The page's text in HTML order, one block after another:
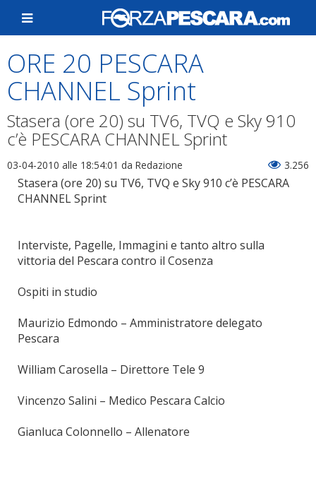
ORE 20 PESCARA
CHANNEL Sprint
Stasera (ore 20) su TV6, TVQ e Sky 910
c’è PESCARA CHANNEL Sprint
03-04-2010 alle 18:54:01 da Redazione 3.256
Stasera (ore 20) su TV6, TVQ e Sky 910 c’è PESCARA
CHANNEL Sprint
Interviste, Pagelle, Immagini e tanto altro sulla
vittoria del Pescara contro il Cosenza
Ospiti in studio
Maurizio Edmondo – Amministratore delegato
Pescara
William Carosella – Direttore Tele 9
Vincenzo Salini – Medico Pescara Calcio
Gianluca Colonnello – Allenatore